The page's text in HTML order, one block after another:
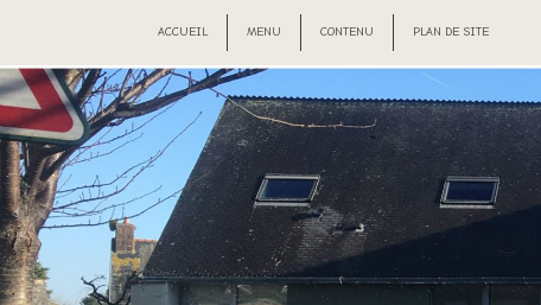
ACCUEIL MENU CONTENU PLAN DE SITE